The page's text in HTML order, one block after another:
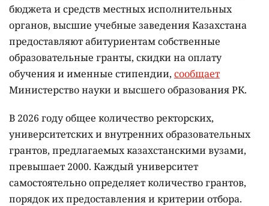
бюджета и средств местных исполнительных
органов, высшие учебные заведения Казахстана
предоставляют абитуриентам собственные
образовательные гранты, скидки на оплату
обучения и именные стипендии, сообщает
Министерство науки и высшего образования РК.
В 2026 году общее количество ректорских,
университетских и внутренних образовательных
грантов, предлагаемых казахстанскими вузами,
превышает 2000. Каждый университет
самостоятельно определяет количество грантов,
порядок их предоставления и критерии отбора.